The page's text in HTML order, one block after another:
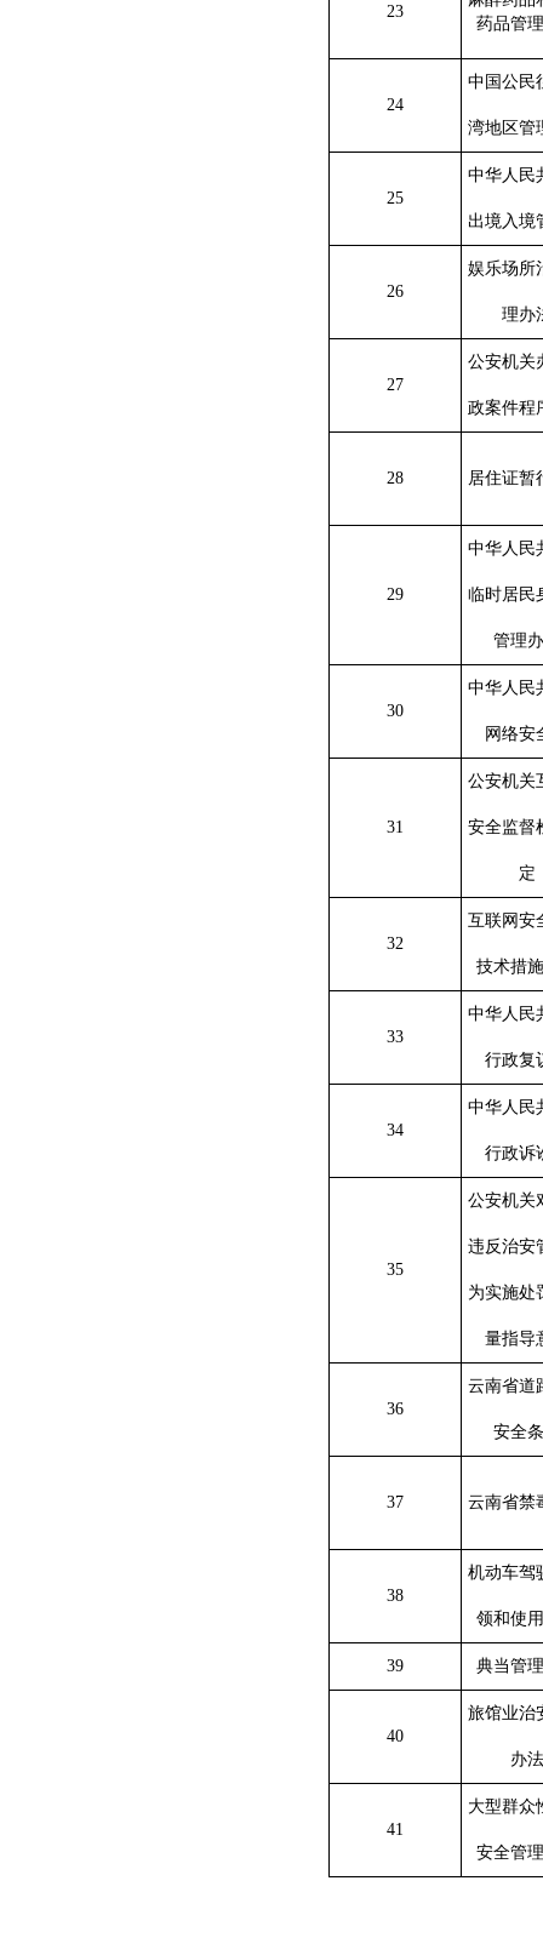
23
药品管
24
中国公民
湾地区管
25
中华人民
出境入境
26
娱乐场所
理办
27
公安机关
政案件程
28 居住证暂
29
中华人民
临时居民
管理
30
中华人民
网络安
31
公安机关
安全监督
定
32
互联网安
技术措
33
中华人民
行政复
34
中华人民
行政诉
35
公安机关
违反治安
为实施处
量指导
36
云南省道
安全
37 云南省禁
38
机动车驾
领和使
39 典当管
40
旅馆业治
办法
41
大型群众
安全管